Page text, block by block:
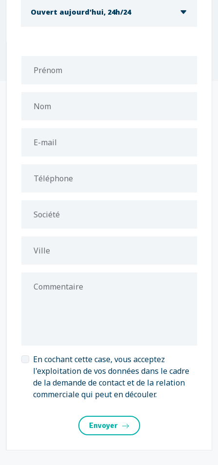
Ouvert aujourd'hui, 24h/24
Prénom
Nom
E-mail
Téléphone
Société
Ville
Commentaire
En cochant cette case, vous acceptez
l'exploitation de vos données dans le cadre
de la demande de contact et de la relation
commerciale qui peut en découler.
Envoyer